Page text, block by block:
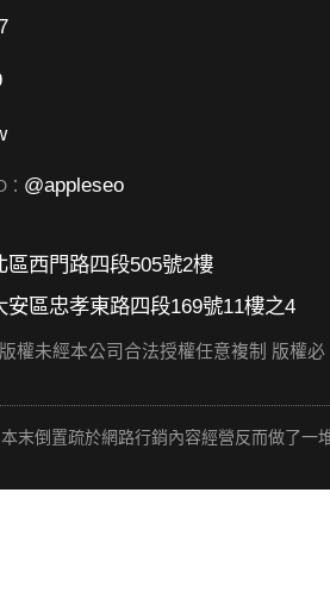
@appleseo
西門路四段505號2樓
區忠孝東路四段169號11樓之4
權未經本公司合法授權任意複制 版權必
於網路行銷內容經營反而做了一堆